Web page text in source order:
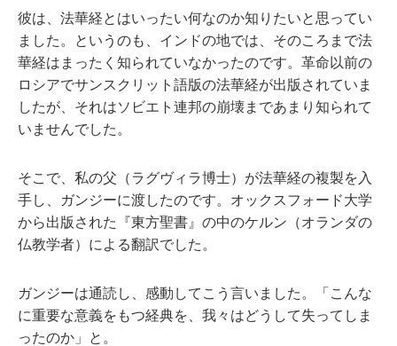
彼は、法華経とはいったい何なのか知りたいと思ってい
ました。というのも、インドの地では、そのころまで法
華経はまったく知られていなかったのです。革命以前の
ロシアでサンスクリット語版の法華経が出版されていま
したが、それはソビエト連邦の崩壊まであまり知られて
いませんでした。
そこで、私の父（ラグヴィラ博士）が法華経の複製を入
手し、ガンジーに渡したのです。オックスフォード大学
から出版された『東方聖書』の中のケルン（オランダの
仏教学者）による翻訳でした。
ガンジーは通読し、感動してこう言いました。「こんな
に重要な意義をもつ経典を、我々はどうして失ってしま
ったのか」と。